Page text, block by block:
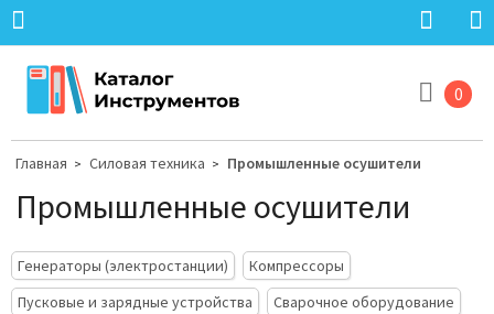
0
Главная > Силовая техника > Промышленные осушители
Промышленные осушители
Генераторы (электростанции)
Компрессоры
Пусковые и зарядные устройства
Сварочное оборудование